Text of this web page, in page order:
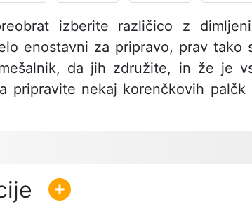
izberite različico z
enostavni za pripravo, prav tako
da jih združite, in že je
pripravite nekaj korenčkovih palčk